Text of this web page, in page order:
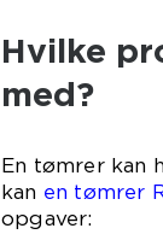
Hvilke
med?
En tømrer kan
kan en tømrer
opgaver: